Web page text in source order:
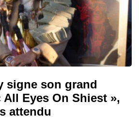
signe son grand
All Eyes On Shiest »,
attendu